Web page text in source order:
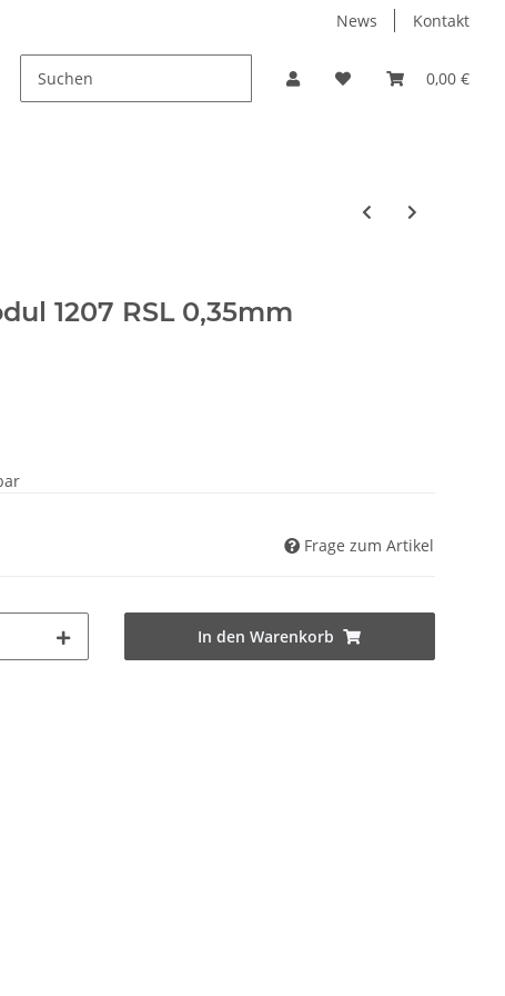
News Kontakt
0,00 €
PROMO
1207 RSL 0,35mm
Frage zum Artikel
In den Warenkorb